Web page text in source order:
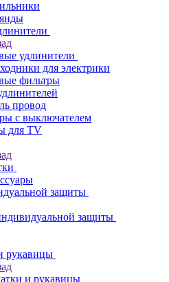
удлинители
для электрики
фильтры
провод
с выключателем
для TV
защиты
защиты
рукавицы
и рукавицы